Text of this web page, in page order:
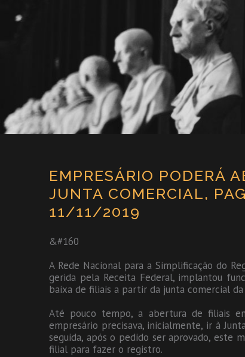
EMPRESÁRIO PODERÁ
JUNTA COMERCIAL,
11/11/2019
&#160
A Rede Nacional para a Simplificação do
gerida pela Receita Federal, implantou
baixa de filiais a partir da junta comercial
Até pouco tempo, a abertura de filiais
empresário precisava, inicialmente, ir à
seguida, após o pedido ser aprovado, este
filial para fazer o registro.